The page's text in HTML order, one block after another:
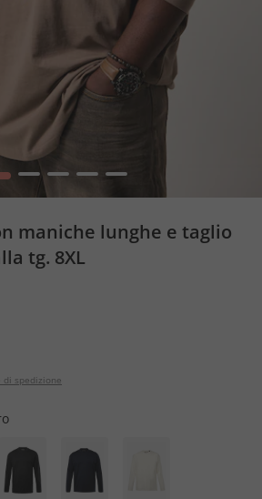
2 3 4 5
maniche lunghe e taglio
tg. 8XL
di spedizione